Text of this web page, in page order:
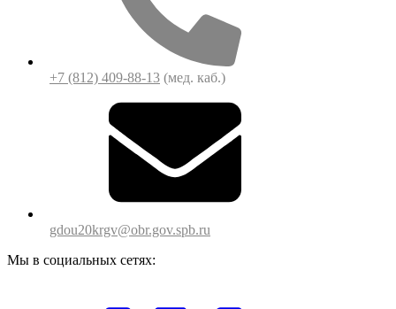
+7 (812) 409-88-13 (мед. каб.)
gdou20krgv@obr.gov.spb.ru
Мы в социальных сетях: